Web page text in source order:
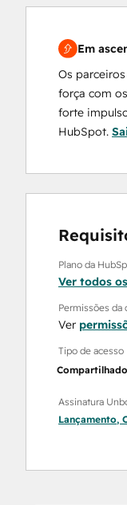
Em
Os
força com
forte
HubSpot.
Plano da
Ver todos
Permissões da
Ver
Tipo de acesso
Compartilhado
Assinatura
Lançamento,